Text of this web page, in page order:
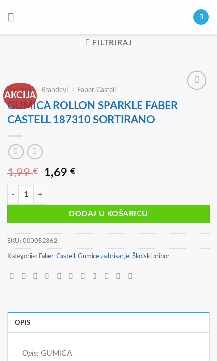
FILTRIRAJ
AKCIJA
Početna / Brandovi / Faber-Castell
GUMICA ROLLON SPARKLE FABER
CASTELL 187310 SORTIRANO
1,99€
Izvorna
cijena
je:
1,99 €.
1,69€Trenutna
1,69 €.
GUMICA ROLLON SPARKLE FABER CASTELL 187310 SORTIRANO
DODAJ U KOŠARICU
SKU: 000052362
Kategorije: Faber-Castell , Gumice za brisanje, Školski pribor
OPIS
Opis: GUMICA